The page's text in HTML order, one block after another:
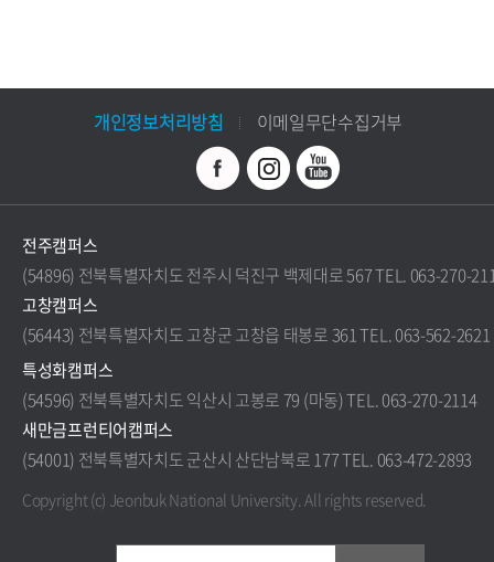
개인정보처리방침 이메일무단수집거부
전주캠퍼스
(54896) 전북특별자치도 전주시 덕진구 백제대로 567 TEL. 063-270-
고창캠퍼스
(56443) 전북특별자치도 고창군 고창읍 태봉로 361 TEL. 063-562-2621
특성화캠퍼스
(54596) 전북특별자치도 익산시 고봉로 79 (마동) TEL. 063-270-2114
새만금프런티어캠퍼스
(54001) 전북특별자치도 군산시 산단남북로 177 TEL. 063-472-2893
Copyright (c) Jeonbuk National University.All rights reserved.